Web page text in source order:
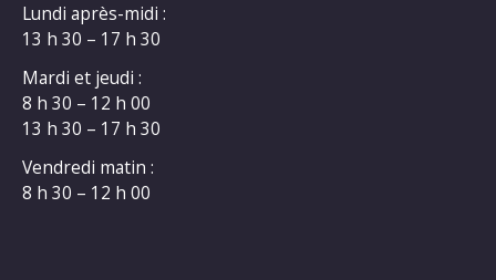
Lundi après-midi :
13 h 30 – 17 h 30
Mardi et jeudi :
8 h 30 – 12 h 00
13 h 30 – 17 h 30
Vendredi matin :
8 h 30 – 12 h 00